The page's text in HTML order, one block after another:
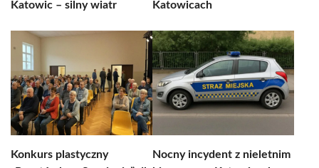
Katowic – silny wiatr
Katowicach
Konkurs plastyczny
Nocny incydent z nieletnim